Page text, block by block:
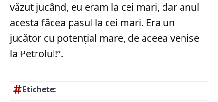
văzut jucând, eu eram la cei mari, dar anul
acesta făcea pasul la cei mari. Era un
jucător cu potențial mare, de aceea venise
la Petrolul!”.
Etichete: